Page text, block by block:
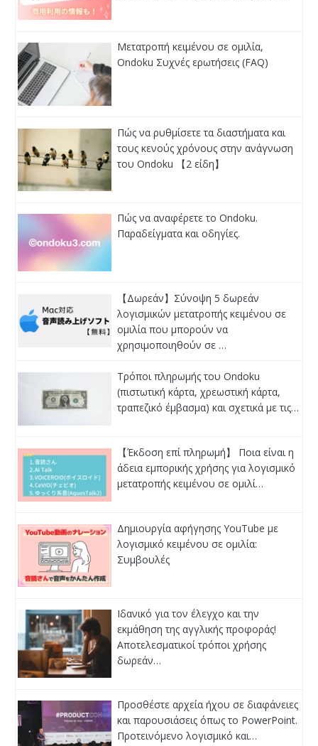
Μετατροπή κειμένου σε ομιλία,
Ondoku Συχνές ερωτήσεις (FAQ)
Πώς να ρυθμίσετε τα διαστήματα και
τους κενούς χρόνους στην ανάγνωση
του Ondoku 【2 είδη】
Πώς να αναφέρετε το Ondoku.
Παραδείγματα και οδηγίες.
【Δωρεάν】Σύνοψη 5 δωρεάν
λογισμικών μετατροπής κειμένου σε
ομιλία που μπορούν να
χρησιμοποιηθούν σε …
Τρόποι πληρωμής του Ondoku
(πιστωτική κάρτα, χρεωστική κάρτα,
τραπεζικό έμβασμα) και σχετικά με τις…
【Έκδοση επί πληρωμή】 Ποια είναι η
άδεια εμπορικής χρήσης για λογισμικό
μετατροπής κειμένου σε ομιλί…
Δημιουργία αφήγησης YouTube με
λογισμικό κειμένου σε ομιλία:
Συμβουλές
Ιδανικό για τον έλεγχο και την
εκμάθηση της αγγλικής προφοράς!
Αποτελεσματικοί τρόποι χρήσης
δωρεάν…
Προσθέστε αρχεία ήχου σε διαφάνειες
και παρουσιάσεις όπως το PowerPoint.
Προτεινόμενο λογισμικό και…